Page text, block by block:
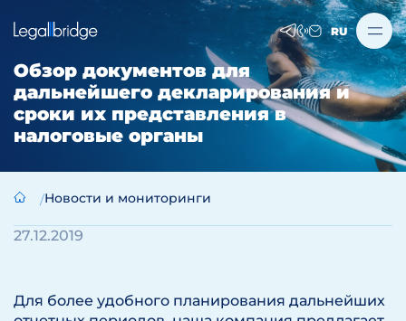
RU
Обзор документов для
дальнейшего декларирования и
сроки их представления в
налоговые органы
Новости и мониторинги
27.12.2019
Для более удобного планирования дальнейших